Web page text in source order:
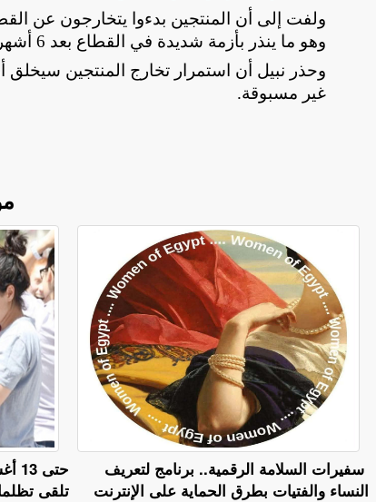
ولفت إلى أن المنتجين بدءوا يتخارجون عن
وهو ما ينذر بأزمة شديدة في القطاع بعد 6 أشهر من الآن
وحذر نبيل أن استمرار تخارج المنتجين
غير مسبوقة.
تلقى
سفيرات السلامة الرقمية.. برنامج لتعريف
النساء والفتيات بطرق الحماية على الإنترنت